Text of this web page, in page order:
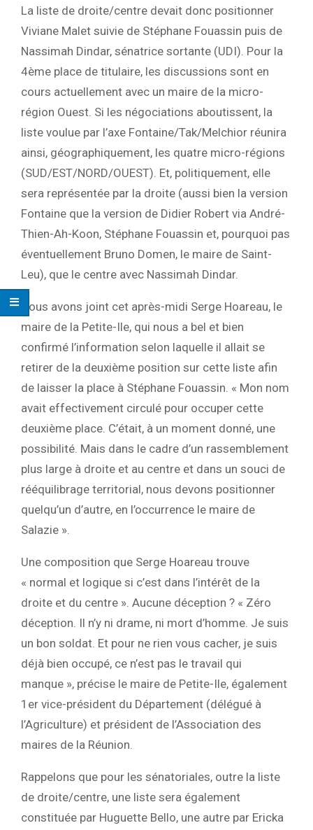
La liste de droite/centre devait donc positionner
Viviane Malet suivie de Stéphane Fouassin puis de
Nassimah Dindar, sénatrice sortante (UDI). Pour la
4ème place de titulaire, les discussions sont en
cours actuellement avec un maire de la micro-
région Ouest. Si les négociations aboutissent, la
liste voulue par l’axe Fontaine/Tak/Melchior réunira
ainsi, géographiquement, les quatre micro-régions
(SUD/EST/NORD/OUEST). Et, politiquement, elle
sera représentée par la droite (aussi bien la version
Fontaine que la version de Didier Robert via André-
Thien-Ah-Koon, Stéphane Fouassin et, pourquoi pas
éventuellement Bruno Domen, le maire de Saint-
Leu), que le centre avec Nassimah Dindar.
Nous avons joint cet après-midi Serge Hoareau, le
maire de la Petite-Ile, qui nous a bel et bien
confirmé l’information selon laquelle il allait se
retirer de la deuxième position sur cette liste afin
de laisser la place à Stéphane Fouassin. « Mon nom
avait effectivement circulé pour occuper cette
deuxième place. C’était, à un moment donné, une
possibilité. Mais dans le cadre d’un rassemblement
plus large à droite et au centre et dans un souci de
rééquilibrage territorial, nous devons positionner
quelqu’un d’autre, en l’occurrence le maire de
Salazie ».
Une composition que Serge Hoareau trouve
« normal et logique si c’est dans l’intérêt de la
droite et du centre ». Aucune déception ? « Zéro
déception. Il n’y ni drame, ni mort d’homme. Je suis
un bon soldat. Et pour ne rien vous cacher, je suis
déjà bien occupé, ce n’est pas le travail qui
manque », précise le maire de Petite-Ile, également
1er vice-président du Département (délégué à
l’Agriculture) et président de l’Association des
maires de la Réunion.
Rappelons que pour les sénatoriales, outre la liste
de droite/centre, une liste sera également
constituée par Huguette Bello, une autre par Ericka